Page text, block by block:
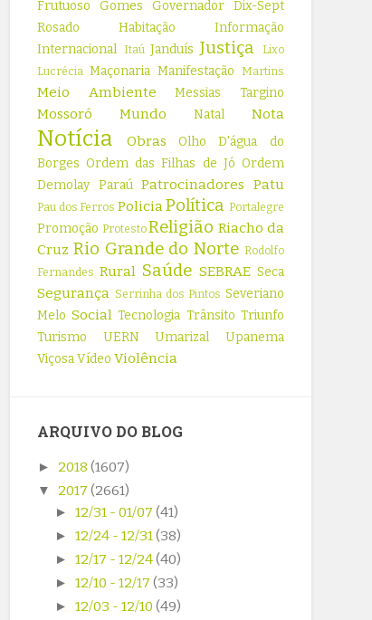
Frutuoso Gomes
Governador Dix-Sept
Rosado
Habitação
Informação
Internacional
Itaú Janduís Justiça
Lixo
Lucrécia Maçonaria Manifestação Martins
Meio Ambiente Messias Targino
Mossoró Mundo Natal Nota
Notícia Obras
Olho D'água do
Borges Ordem das Filhas de Jó Ordem
Demolay Paraú Patrocinadores Patu
Pau dos Ferros PoliciaPolítica Portalegre
Promoção ProtestoReligião Riacho da
Cruz Rio Grande do Norte Rodolfo
Fernandes Rural Saúde SEBRAE Seca
Segurança Serrinha dos Pintos Severiano
Melo Social Tecnologia Trânsito Triunfo
Turismo
UERN Umarizal
Upanema
ViçosaVídeo Violência
ARQUIVO DO BLOG
► 2018(1607)
▼ 2017(2661)
► 12/31 - 01/07 (41)
► 12/24 - 12/31(38)
► 12/17 - 12/24(40)
► 12/10 - 12/17 (33)
► 12/03 - 12/10 (49)